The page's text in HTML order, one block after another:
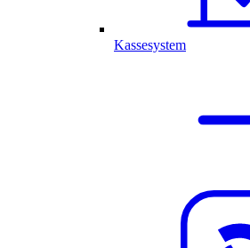
Kassesystem